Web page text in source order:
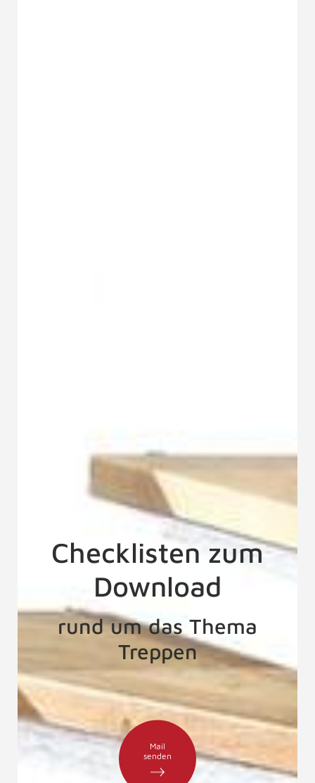
Checklisten zum
Download
rund um das Thema
Treppen
Mail
senden